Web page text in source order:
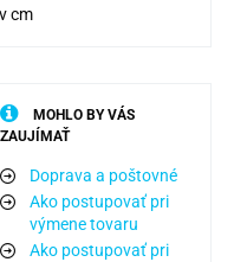
cm
MOHLO BY VÁS
ZAUJÍMAŤ
Doprava a poštovné
Ako postupovať pri
výmene tovaru
Ako postupovať pri